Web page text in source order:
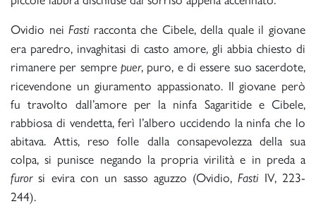
Ovidio neiFastiracconta che Cibele, della quale il giovane
era paredro, invaghitasi di casto amore, gli abbia chiesto di
rimanere per sempre puer, puro, e di essere suo sacerdote,
ricevendone un giuramento appassionato. Il giovane però
fu travolto dall’amore per la ninfa Sagaritide e Cibele,
rabbiosa di vendetta, ferì l’albero uccidendo la ninfa che lo
abitava. Attis, reso folle dalla consapevolezza della sua
colpa, si punisce negando la propria virilità e in preda a
furorsi evira con un sasso aguzzo (Ovidio,FastiIV, 223-
244).